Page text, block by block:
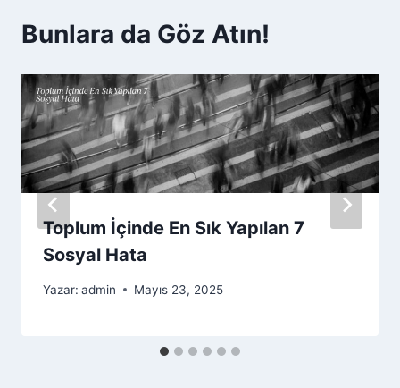
Bunlara da Göz Atın!
Toplum İçinde En Sık Yapılan 7
Sosyal Hata
Yazar: admin Mayıs 23, 2025